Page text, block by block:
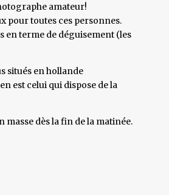
amateur!
pour toutes ces personnes.
en terme de déguisement (les
situés en hollande
est celui qui dispose de la
dès la fin de la matinée.